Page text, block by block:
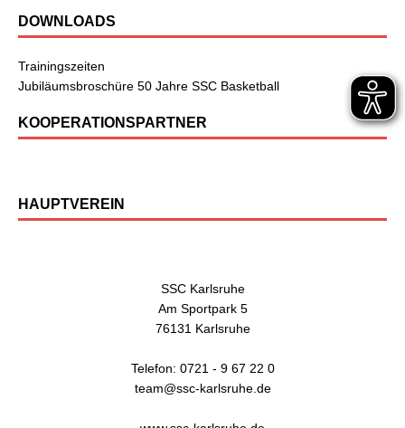
DOWNLOADS
Trainingszeiten
Jubiläumsbroschüre 50 Jahre SSC Basketball
KOOPERATIONSPARTNER
HAUPTVEREIN
SSC Karlsruhe
Am Sportpark 5
76131 Karlsruhe
Telefon: 0721 - 9 67 22 0
team@ssc-karlsruhe.de